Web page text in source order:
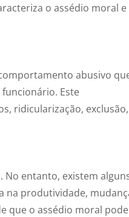
o assédio moral e
abusivo
Este
ridicularização, exclusão,
No entanto, existem
na produtividade,
que o assédio moral pode